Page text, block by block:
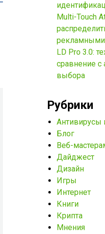
Multi-Touch
LD Pro 3.0:
сравнение с
выбора
Рубрики
Антивирусы
Блог
Веб-
Дайджест
Дизайн
Игры
Интернет
Книги
Крипта
Мнения